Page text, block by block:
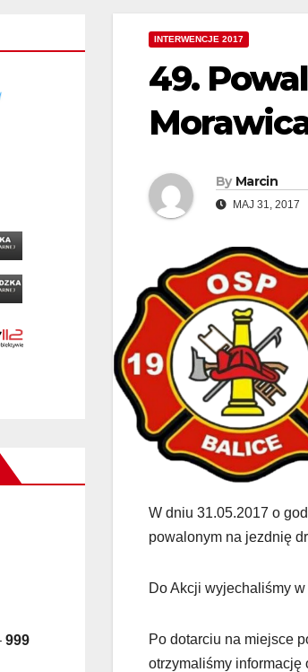
999
INTERWENCJE 2017
49.
By Marcin
MAJ 31, 2017
W dniu 31.05.2017 o
powalonym na jezdnię
Do Akcji wyjechaliśmy
Po dotarciu na miejsce
otrzymaliśmy informację